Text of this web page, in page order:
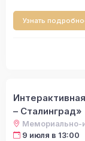
Узнать
– Сталинград»
Мемориально-
9 июля в 13:00